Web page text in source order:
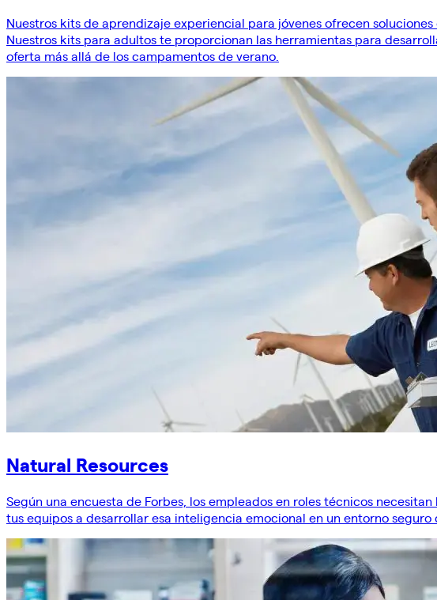
Nuestros kits de aprendizaje experiencial para jóvenes ofrecen
Nuestros kits para adultos te proporcionan las herramientas para
oferta más allá de los campamentos de verano.
Natural Resources
Según una encuesta de Forbes, los empleados en roles técnicos
tus equipos a desarrollar esa inteligencia emocional en un entorno